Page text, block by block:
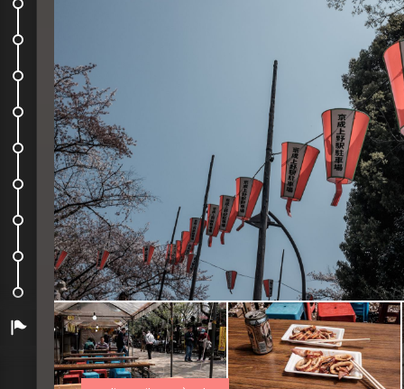
Palais impérial, seconde tentative
Dans la rue #11
Maïté, ce resto c'est pour toi !
Barbecue coréen
Lost in Granbell Hotel
On n'est pas rentré encore…
Back in Paris !
Arrivée